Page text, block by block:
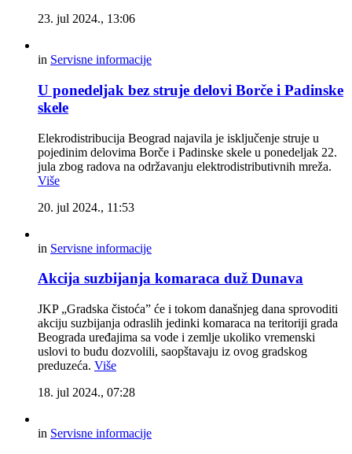
23. jul 2024., 13:06
in Servisne informacije
U ponedeljak bez struje delovi Borče i Padinske
skele
Elekrodistribucija Beograd najavila je isključenje struje u
pojedinim delovima Borče i Padinske skele u ponedeljak 22.
jula zbog radova na održavanju elektrodistributivnih mreža.
Više
20. jul 2024., 11:53
in Servisne informacije
Akcija suzbijanja komaraca duž Dunava
JKP „Gradska čistoća” će i tokom današnjeg dana sprovoditi
akciju suzbijanja odraslih jedinki komaraca na teritoriji grada
Beograda uređajima sa vode i zemlje ukoliko vremenski
uslovi to budu dozvolili, saopštavaju iz ovog gradskog
preduzeća. Više
18. jul 2024., 07:28
in Servisne informacije